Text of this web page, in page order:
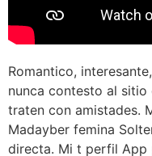
Romantico,
nunca contesto al
traten con amistades.
Madayber femina
directa. Mi t perfil App